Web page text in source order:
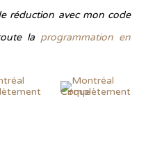
réduction avec mon code
la programmation en